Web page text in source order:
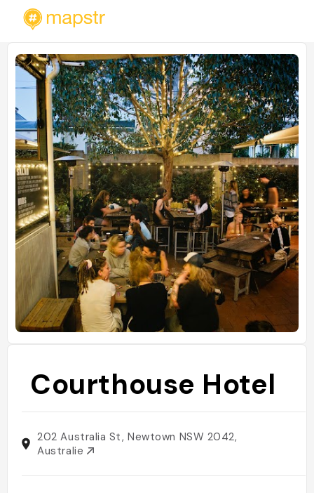
Courthouse Hotel
202 Australia St, Newtown NSW 2042,
Australie